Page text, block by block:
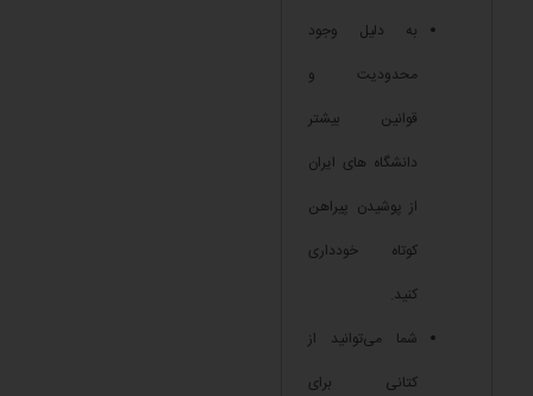
به دلیل وجود
محدودیت و
قوانین بیشتر
دانشگاه های ایران
از پوشیدن پیراهن
کوتاه خودداری
کنید.
شما می‌توانید از
کتانی برای